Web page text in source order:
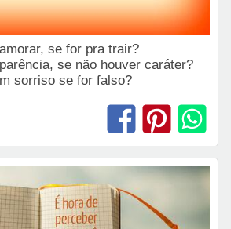
se for pra trair?
se não houver caráter?
sorriso se for falso?